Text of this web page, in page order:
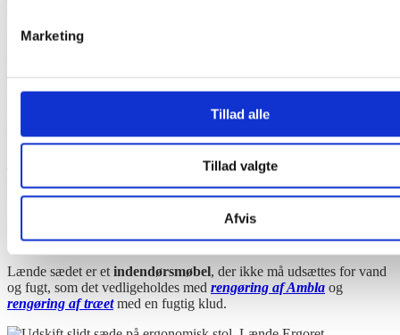
Marketing
Tillad alle
Tillad valgte
Afvis
Udskift let sæde på stol, forlæng
forlæng levetidenpå din Lænde Ergoret
Arbejdsstol Comfort Lux ved at få nyt sæde og betræk.
håndtag til gaspatron
med enumbraco nøgle
skruemaskine.
Lænde sædet er etindendørsmøbel, der ikke må udsættes for vand
og fugt, som det vedligeholdes med rengøring af Ambla og
rengøring af træetmed en fugtig klud.